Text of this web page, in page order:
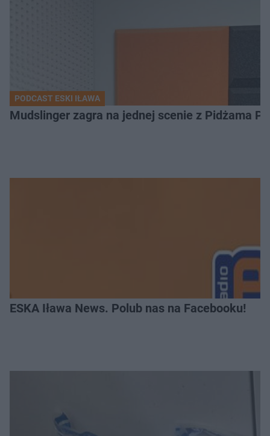
PODCAST ESKI IŁAWA
Mudslinger zagra na jednej scenie z Pidżama
ESKA Iława News. Polub nas na Facebooku!